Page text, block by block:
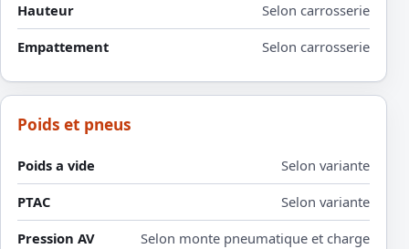
Hauteur
Selon carrosserie
Empattement
Selon carrosserie
Poids et pneus
Poids a vide
Selon variante
PTAC
Selon variante
Pression AV
Selon monte pneumatique et charge